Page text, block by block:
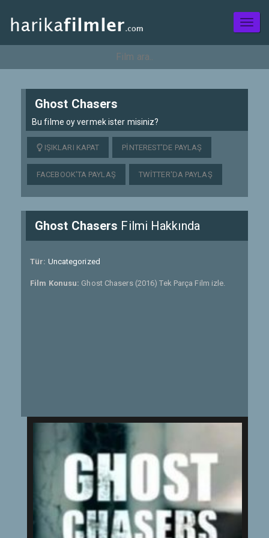
Ghost Chasers
Bu filme oy vermek ister misiniz?
IŞIKLARI KAPAT PINTEREST'DE PAYLAŞ
FACEBOOK'TA PAYLAŞ TWITTER'DA PAYLAŞ
Ghost Chasers Filmi Hakkında
Tür: Uncategorized
Film Konusu: Ghost Chasers (2016) Tek Parça Film izle.